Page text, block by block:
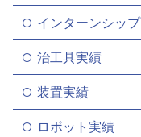
インターンシップ
治工具実績
装置実績
ロボット実績